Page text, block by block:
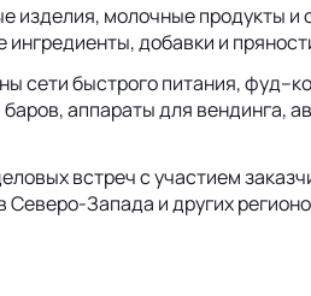
изделия, молочные продукты
добавки и
сети быстрого питания,
аппараты для вендинга,
встреч с участием
Запада и других